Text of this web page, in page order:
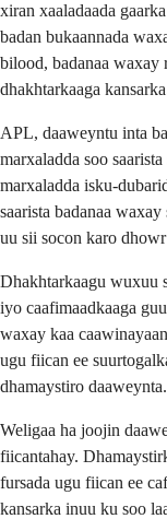
xiran xaaladaada
badan bukaannada
bilood, badanaa waxay
dhakhtarkaaga
APL, daaweyntu inta
marxaladda soo
marxaladda isku-
saarista badanaa
uu sii socon karo
Dhakhtarkaagu wuxuu
iyo caafimaadkaaga
waxay kaa
ugu fiican ee
dhamaystiro daaweynta.
Weligaa ha joojin
fiicantahay.
fursada ugu fiican ee
kansarka inuu ku soo